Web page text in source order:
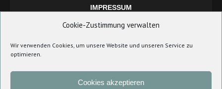
Cookie-Zustimmung verwalten
Wir verwenden Cookies, um unsere Website und unseren Service zu
optimieren.
Cookies akzeptieren
IMPRESSUM
DATENSCHUTZERKLÄRUNG